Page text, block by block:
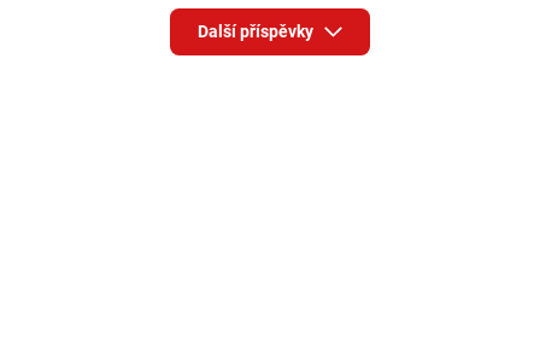
Další příspěvky